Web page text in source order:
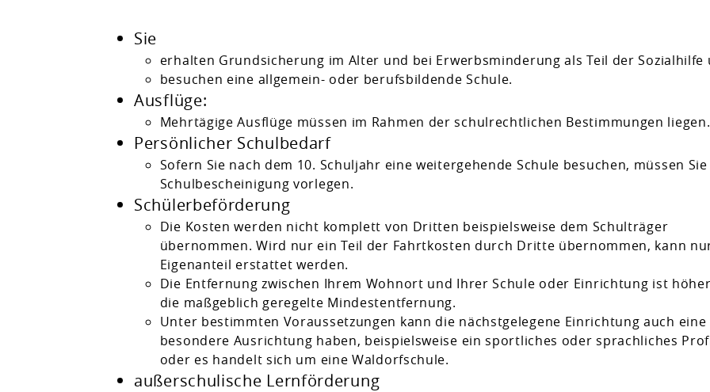
Sie
erhalten Grundsicherung im Alter und bei Erwerbsminderung als Teil der Sozialhilfe
besuchen eine allgemein- oder berufsbildende Schule.
Ausflüge:
Mehrtägige Ausflüge müssen im Rahmen der schulrechtlichen Bestimmungen liegen.
Persönlicher Schulbedarf
Sofern Sie nach dem 10. Schuljahr eine weitergehende Schule besuchen, müssen
Schulbescheinigung vorlegen.
Schülerbeförderung
Die Kosten werden nicht komplett von Dritten beispielsweise dem Schulträger
übernommen. Wird nur ein Teil der Fahrtkosten durch Dritte übernommen, kann
Eigenanteil erstattet werden.
Die Entfernung zwischen Ihrem Wohnort und Ihrer Schule oder Einrichtung ist
die maßgeblich geregelte Mindestentfernung.
Unter bestimmten Voraussetzungen kann die nächstgelegene Einrichtung auch eine
besondere Ausrichtung haben, beispielsweise ein sportliches oder sprachliches
oder es handelt sich um eine Waldorfschule.
außerschulische Lernförderung